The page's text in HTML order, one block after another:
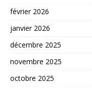
février 2026
janvier 2026
décembre 2025
novembre 2025
octobre 2025